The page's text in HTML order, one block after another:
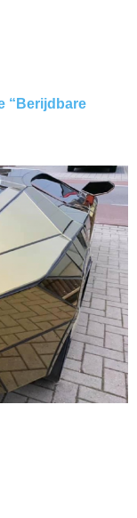
“Berijdbare